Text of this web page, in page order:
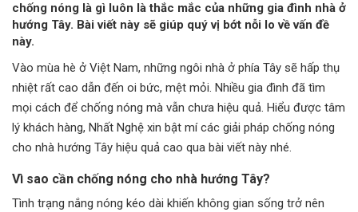
chống nóng là gì luôn là thắc mắc của những gia đình nhà ở
hướng Tây. Bài viết này sẽ giúp quý vị bớt nỗi lo về vấn đề
này.
Vào mùa hè ở Việt Nam, những ngôi nhà ở phía Tây sẽ hấp thụ
nhiệt rất cao dẫn đến oi bức, mệt mỏi. Nhiều gia đình đã tìm
mọi cách để chống nóng mà vẫn chưa hiệu quả. Hiểu được tâm
lý khách hàng, Nhất Nghệ xin bật mí các giải pháp chống nóng
cho nhà hướng Tây hiệu quả cao qua bài viết này nhé.
Vì sao cần chống nóng cho nhà hướng Tây?
Tình trạng nắng nóng kéo dài khiến không gian sống trở nên